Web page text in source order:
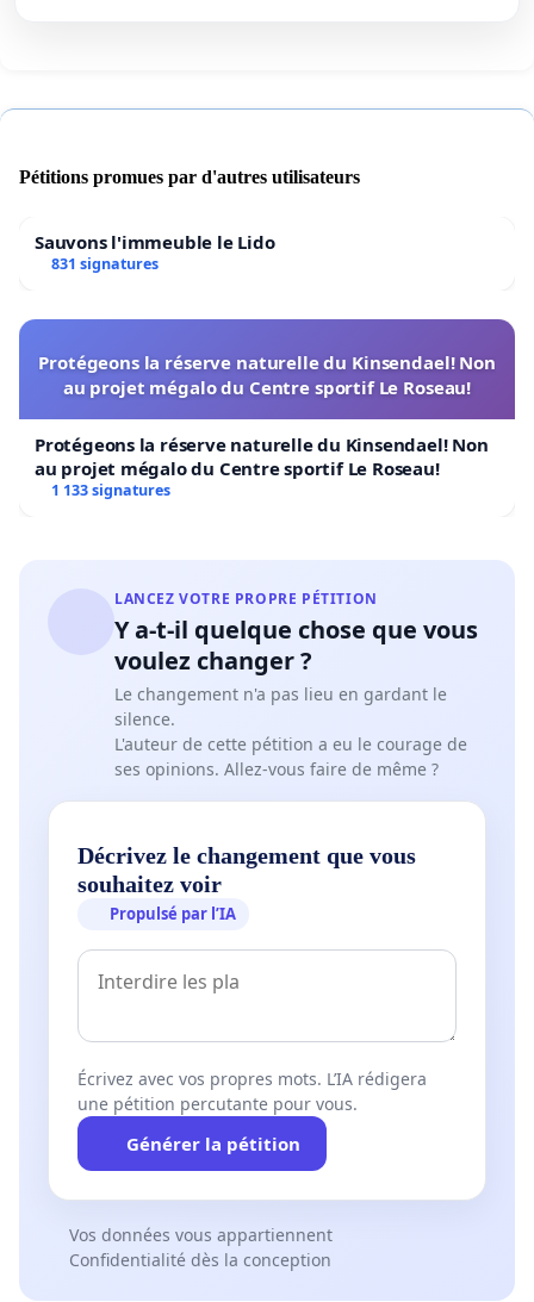
Pétitions promues par d'autres utilisateurs
Sauvons l'immeuble le Lido
831 signatures
Protégeons la réserve naturelle du Kinsendael! Non
au projet mégalo du Centre sportif Le Roseau!
Protégeons la réserve naturelle du Kinsendael! Non
au projet mégalo du Centre sportif Le Roseau!
1 133 signatures
LANCEZ VOTRE PROPRE PÉTITION
Y a-t-il quelque chose que vous
voulez changer ?
Le changement n'a pas lieu en gardant le
silence.
L'auteur de cette pétition a eu le courage de
ses opinions. Allez-vous faire de même ?
Décrivez le changement que vous
souhaitez voir
Propulsé par l’IA
Écrivez avec vos propres mots. L’IA rédigera
une pétition percutante pour vous.
Générer la pétition
Vos données vous appartiennent
Confidentialité dès la conception